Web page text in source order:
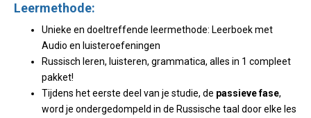
Leermethode:
Unieke en doeltreffende leermethode: Leerboek met
Audio en luisteroefeningen
Russisch leren, luisteren, grammatica, alles in 1 compleet
pakket!
Tijdens het eerste deel van je studie, de passieve fase,
word je ondergedompeld in de Russische taal door elke les